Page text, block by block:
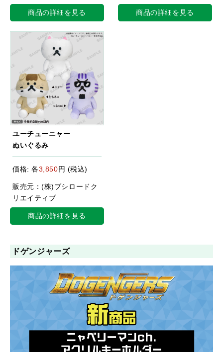
商品の詳細を見る 商品の詳細を見る
ユーチューニャー
ぬいぐるみ
価格: 各3,850円 (税込)
販売元：(株)ブシロードク
リエイティブ
商品の詳細を見る
ドゲンジャーズ